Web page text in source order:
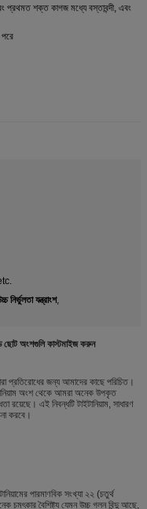
প্রথমত শক্ত কাগজ মধ্যে বস্তাবন্দী, এবং
নির্ভুলতা যন্ত্রাংশ,
ছোট অংশগুলি কাস্টমাইজ করুন
প্রতিরোধের জন্য আমাদের কাছে পরিচিত।
অংশ থেকে আমরা অনেক উপকৃত
রয়েছে। এই নিবন্ধটি টাইটানিয়াম, সাধারণ
করবে।
পারমাণবিক সংখ্যা ২২ (চতুর্থ
বৈশিষ্ট্য যেমন উচ্চ গলন বিন্দু আছে,